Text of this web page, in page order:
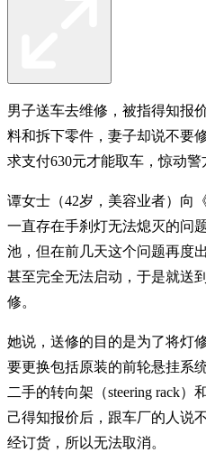
男子送车去维修，被指得知报
料和拆下零件，妻子却说不要
求支付630元才能取车，惊动警
谭女士（42岁，美容业者）向
一直存在手刹灯无法熄灭的问
池，但在前几天这个问题再度
甚至完全无法启动，于是就送
修。
她说，送修的目的是为了将灯
要更换包括原装的前轮悬挂系
二手的转向架（steering rack）
己得知报价后，跟车厂的人说
经订货，所以无法取消。